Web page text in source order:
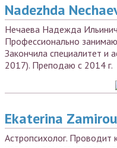
Nadezhda
Нечаева Надежда
Профессионально
Закончила специалитет и
2017). Преподаю с 2014 г.
Ekaterina
Астропсихолог. Проводит